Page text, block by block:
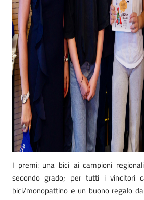
I premi: una bici ai campioni
secondo grado; per tutti i vincitori
bici/monopattino e un buono regalo